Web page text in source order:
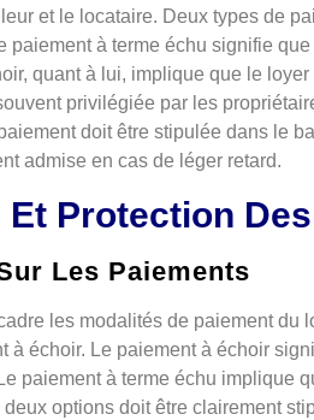
et le locataire. Deux types de
paiement à terme échu signifie
quant à lui, implique que le
privilégiée par les
doit être stipulée dans le
admise en cas de léger retard.
Protection
Les Paiements
les modalités de paiement du
à échoir. Le paiement à échoir
paiement à terme échu implique
options doit être clairement